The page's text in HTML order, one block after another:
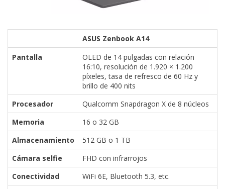
ASUS Zenbook A14
Pantalla
OLED de 14 pulgadas con relación
16:10, resolución de 1.920 × 1.200
píxeles, tasa de refresco de 60 Hz y
brillo de 400 nits
Procesador
Qualcomm Snapdragon X de 8 núcleos
Memoria
16 o 32 GB
Almacenamiento
512 GB o 1 TB
Cámara selfie
FHD con infrarrojos
Conectividad
WiFi 6E, Bluetooth 5.3, etc.